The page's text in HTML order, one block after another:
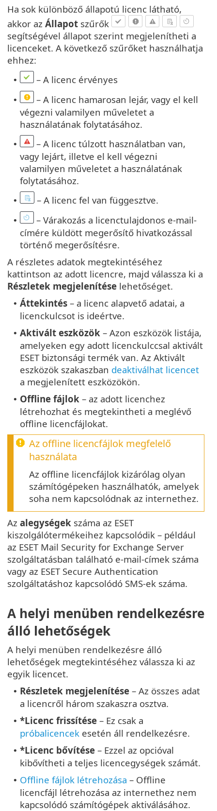
Ha sok különböző állapotú licenc látható,
akkor az Állapot szűrők
segítségével állapot szerint megjelenítheti a
licenceket. A következő szűrőket használhatja
ehhez:
• – A licenc érvényes
•
– A licenc hamarosan lejár, vagy el kell
végezni valamilyen műveletet a
használatának folytatásához.
•
– A licenc túlzott használatban van,
vagy lejárt, illetve el kell végezni
valamilyen műveletet a használatának
folytatásához.
• – A licenc fel van függesztve.
•
– Várakozás a licenctulajdonos e-mail-
címére küldött megerősítő hivatkozással
történő megerősítésre.
A részletes adatok megtekintéséhez
kattintson az adott licencre, majd válassza ki a
Részletek megjelenítése lehetőséget.
• Áttekintés – a licenc alapvető adatai, a
licenckulcsot is ideértve.
• Aktivált eszközök – Azon eszközök listája,
amelyeken egy adott licenckulccsal aktivált
ESET biztonsági termék van. Az Aktivált
eszközök szakaszban deaktiválhat licencet
a megjelenített eszközökön.
• Offline fájlok – az adott licenchez
létrehozhat és megtekintheti a meglévő
offline licencfájlokat.
Az offline licencfájlok megfelelő
használata
Az offline licencfájlok kizárólag olyan
számítógépeken használhatók, amelyek
soha nem kapcsolódnak az internethez.
Az alegységek száma az ESET
kiszolgálótermékeihez kapcsolódik – például
az ESET Mail Security for Exchange Server
szolgáltatásban található e-mail-címek száma
vagy az ESET Secure Authentication
szolgáltatáshoz kapcsolódó SMS-ek száma.
A helyi menüben rendelkezésre
álló lehetőségek
A helyi menüben rendelkezésre álló
lehetőségek megtekintéséhez válassza ki az
egyik licencet.
• Részletek megjelenítése – Az összes adat
a licencről három szakaszra osztva.
• *Licenc frissítése – Ez csak a
próbalicencek esetén áll rendelkezésre.
• *Licenc bővítése – Ezzel az opcióval
kibővítheti a teljes licencegységek számát.
• Offline fájlok létrehozása – Offline
licencfájl létrehozása az internethez nem
kapcsolódó számítógépek aktiválásához.